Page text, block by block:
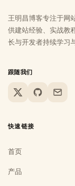
王明昌博客专注于网
供建站经验、实战教
长与开发者持续学习
跟随我们
X GitHubEmail
快速链接
首页
产品